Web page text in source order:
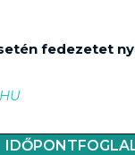
fedezetet